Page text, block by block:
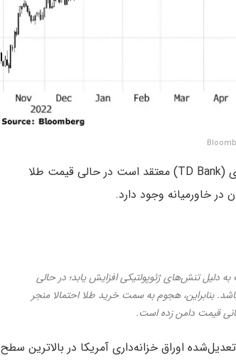
بارت ملک (Bart Melek)، رییس بخش استراتژی کالای بانک تی‌دی (TD Bank) معتقد است در حالی قیمت طلا
خاورمیانه وجود دارد.
تنش‌های ژئوپولتیکی افزایش یابد؛ در حالی
بنابراین، هجوم به سمت خرید طلا احتمالا منجر
قیمت‌ دامن زده است.
اوراق خزانه‌داری آمریکا در بالاترین سطح